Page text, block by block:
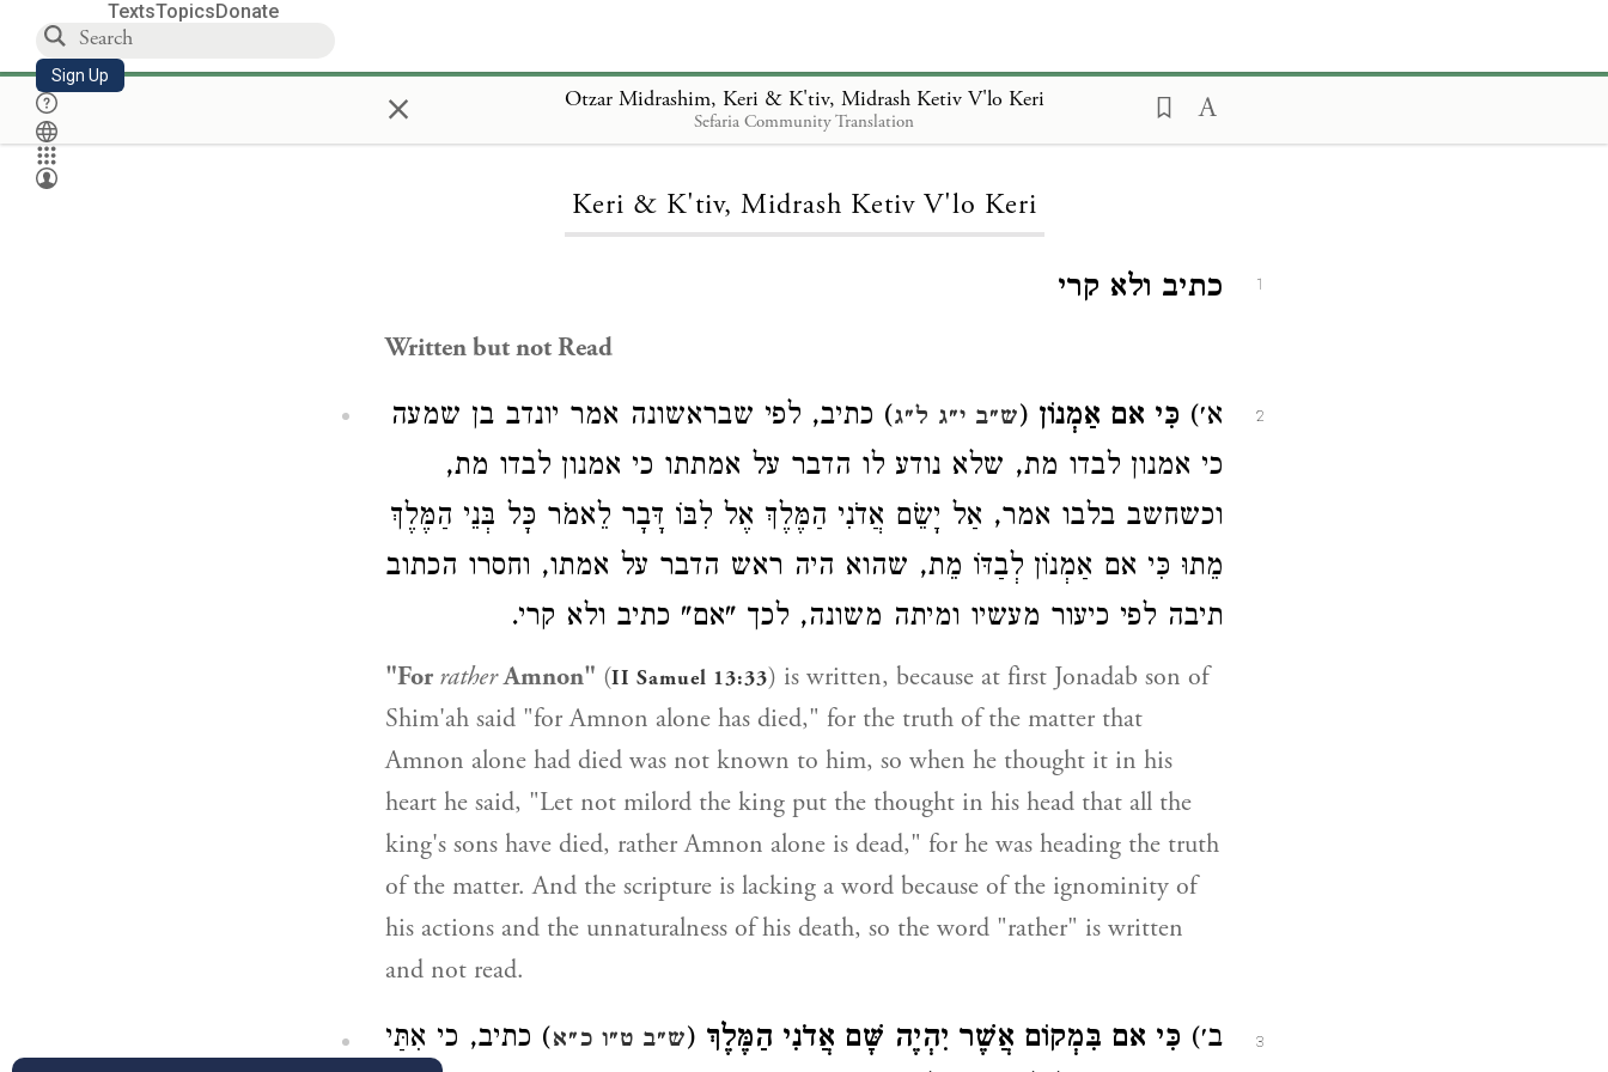
TextsTopicsDonate
Sign Up × Otzar Midrashim, Keri & K'tiv, Midrash Ketiv V'lo Keri
Sefaria Community Translation
Loading...
Keri & K'tiv, Midrash Ketiv V'lo Keri
1 כתיב ולא קרי
Written but not Read
2 א׳) כִּי אם אַמְנוֹן (ש״ב י״ג ל״ג) כתיב, לפי שבראשונה אמר יונדב בן שמעה
כי אמנון לבדו מת, שלא נודע לו הדבר על אמתתו כי אמנון לבדו מת,
וכשחשב בלבו אמר, אַל יָשֵׂם אֲדֹנִי הַמֶּלֶךְ אֶל לִבּוֹ דָּבָר לֵאמֹר כָּל בְּנֵי הַמֶּלֶךְ
מֵתוּ כִּי אם אַמְנוֹן לְבַדּוֹ מֵת, שהוא היה ראש הדבר על אמתו, וחסרו הכתוב
תיבה לפי כיעור מעשיו ומיתה משונה, לכך "אם" כתיב ולא קרי.
"For ratherAmnon" (II Samuel 13:33) is written, because at first Jonadab son of
Shim'ah said "for Amnon alone has died," for the truth of the matter that
Amnon alone had died was not known to him, so when he thought it in his
heart he said, "Let not milord the king put the thought in his head that all the
king's sons have died, rather Amnon alone is dead," for he was heading the truth
of the matter. And the scripture is lacking a word because of the ignominity of
his actions and the unnaturalness of his death, so the word "rather" is written
and not read.
3 ב׳) כִּי אם בִּמְקוֹם אֲשֶׁר יִהְיֶה שָּׁם אֲדֹנִי הַמֶּלֶךְ (ש״ב ט״ו כ״א) כתיב, כי אִתַּי